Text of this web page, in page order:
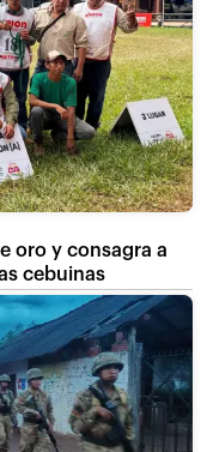
oro y consagra a
cebuinas